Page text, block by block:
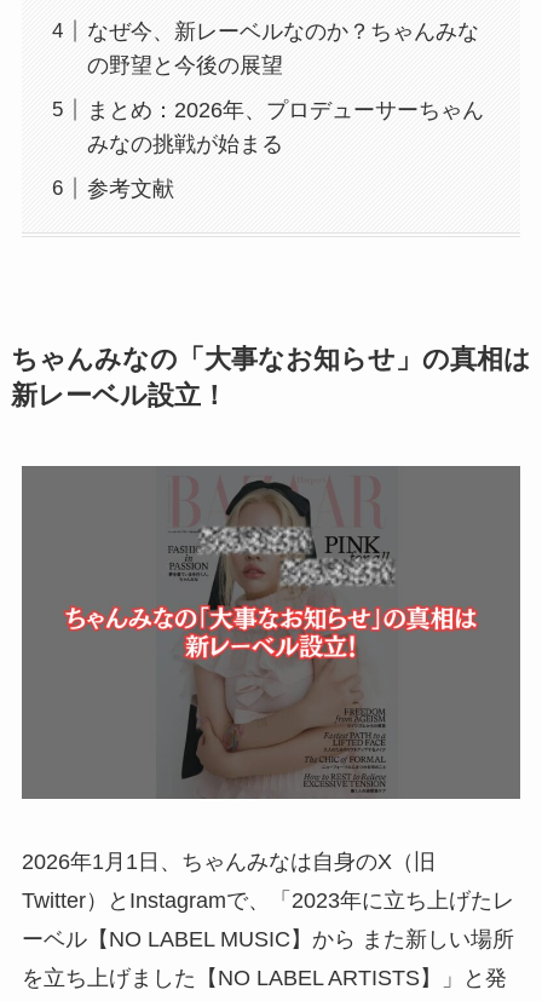
なぜ今、新レーベルなのか？ちゃんみな
の野望と今後の展望
まとめ：2026年、プロデューサーちゃん
みなの挑戦が始まる
参考文献
ちゃんみなの「大事なお知らせ」の真相は
新レーベル設立！
2026年1月1日、ちゃんみなは自身のX（旧
Twitter）とInstagramで、「2023年に立ち上げたレ
ーベル【NO LABEL MUSIC】から また新しい場所
を立ち上げました【NO LABEL ARTISTS】」と発